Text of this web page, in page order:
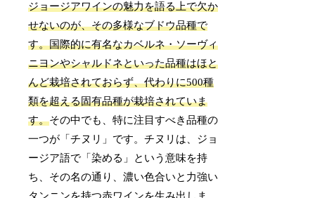
ジョージアワインの魅力を語る上で欠か
せないのが、その多様なブドウ品種で
す。国際的に有名なカベルネ・ソーヴィ
ニヨンやシャルドネといった品種はほと
んど栽培されておらず、代わりに500種
類を超える固有品種が栽培されていま
す。その中でも、特に注目すべき品種の
一つが「チヌリ」です。チヌリは、ジョ
ージア語で「染める」という意味を持
ち、その名の通り、濃い色合いと力強い